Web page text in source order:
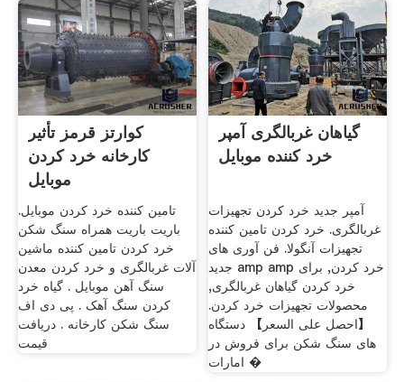
کوارتز قرمز تأثیر
کارخانه خرد کردن
موبایل
تامین کننده خرد کردن موبایل.
باریت باریت همراه سنگ شکن
خرد کردن تامین کننده ماشین
آلات غربالگری و خرد کردن معدن
سنگ آهن موبایل . گیاه خرد
کردن سنگ آهک . پی دی اف
سنگ شکن کارخانه . دریافت
قیمت
گیاهان غربالگری آمپر
خرد کننده موبایل
آمپر جدید خرد کردن تجهیزات
غربالگری. خرد کردن تامین کننده
تجهیزات آنگولا. فن آوری های
جدید amp amp خرد کردن, برای
خرد کردن گیاهان غربالگری,
محصولات تجهیزات خرد کردن.
【احصل على السعر】 دستگاه
های سنگ شکن برای فروش در
امارات �